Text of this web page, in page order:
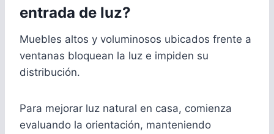
entrada de luz?
Muebles altos y voluminosos ubicados frente a
ventanas bloquean la luz e impiden su
distribución.
Para mejorar luz natural en casa, comienza
evaluando la orientación, manteniendo